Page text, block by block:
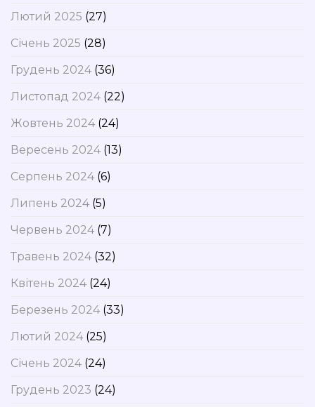
Лютий 2025 (27)
Січень 2025 (28)
Грудень 2024(36)
Листопад 2024(22)
Жовтень 2024(24)
Вересень 2024(13)
Серпень 2024(6)
Липень 2024(5)
Червень 2024(7)
Травень 2024(32)
Квітень 2024(24)
Березень 2024(33)
Лютий 2024(25)
Січень 2024(24)
Грудень 2023 (24)